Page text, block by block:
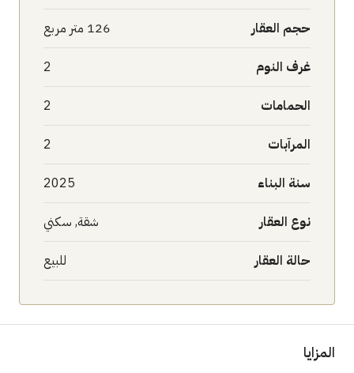
حجم العقار 126 متر مربع
غرف النوم 2
الحمامات 2
المرآبات 2
سنة البناء 2025
نوع العقار شقة, سكني
حالة العقار للبيع
المزايا